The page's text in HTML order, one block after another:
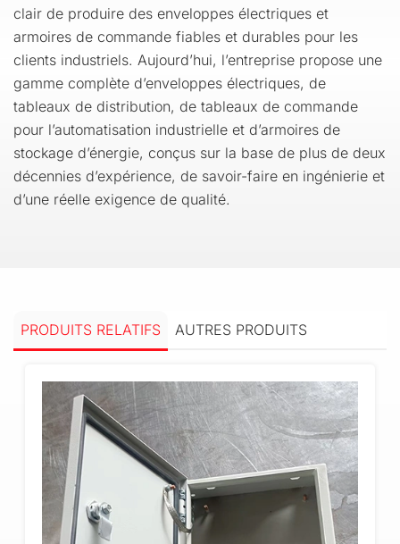
clair de produire des enveloppes électriques et
armoires de commande fiables et durables pour les
clients industriels. Aujourd’hui, l’entreprise propose une
gamme complète d’enveloppes électriques, de
tableaux de distribution, de tableaux de commande
pour l’automatisation industrielle et d’armoires de
stockage d’énergie, conçus sur la base de plus de deux
décennies d’expérience, de savoir-faire en ingénierie et
d’une réelle exigence de qualité.
PRODUITS RELATIFS AUTRES PRODUITS